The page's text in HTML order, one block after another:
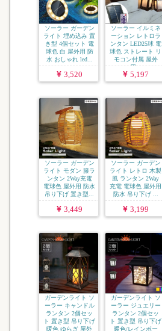
ソーラー ガーデン
ライト 埋め込み 置
き型 4個セット 電
球色 白 屋外用 防
水 おしゃれ led...
3,520
ソーラー イルミネ
ーション レトロラ
ンタン LED25球 電
球色 ストレート リ
モコン付属 屋外
用...
5,197
ソーラー ガーデン
ライト モダン 籐ラ
ンタン 2Way充電
電球色 屋外用 防水
吊り下げ 置き型...
3,449
ソーラー ガーデン
ライト レトロ 木製
風 ランタン 2Way
充電 電球色 屋外用
防水 吊り下げ ...
3,199
ガーデンライト ソ
ーラー キャンドル
ランタン 2個セッ
ト 置き型 吊り下げ
暖色 ゆらぎ 屋外
ガーデンライト ソ
ーラー ジュエリー
ランタン 2個セッ
ト 置き型 吊り下げ
暖色/レインボー